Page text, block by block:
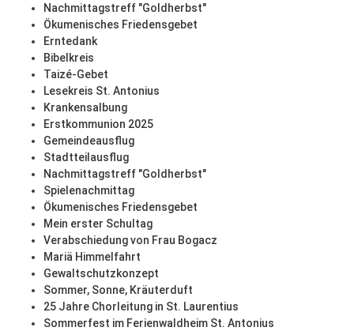
Nachmittagstreff "Goldherbst"
Ökumenisches Friedensgebet
Erntedank
Bibelkreis
Taizé-Gebet
Lesekreis St. Antonius
Krankensalbung
Erstkommunion 2025
Gemeindeausflug
Stadtteilausflug
Nachmittagstreff "Goldherbst"
Spielenachmittag
Ökumenisches Friedensgebet
Mein erster Schultag
Verabschiedung von Frau Bogacz
Mariä Himmelfahrt
Gewaltschutzkonzept
Sommer, Sonne, Kräuterduft
25 Jahre Chorleitung in St. Laurentius
Sommerfest im Ferienwaldheim St. Antonius